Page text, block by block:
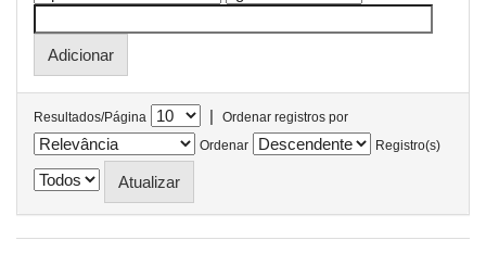
Resultados/Página |
Ordenar registros por
Ordenar
Registro(s)